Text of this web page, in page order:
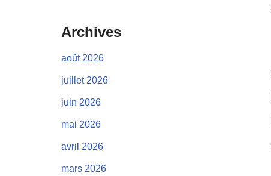
Archives
août 2026
juillet 2026
juin 2026
mai 2026
avril 2026
mars 2026